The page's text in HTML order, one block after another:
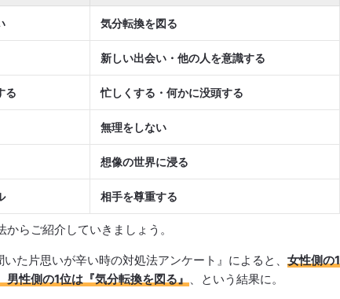
気分転換を図る
新しい出会い・他の人を意識する
る 忙しくする・何かに没頭する
無理をしない
想像の世界に浸る
相手を尊重する
らご紹介していきましょう。
た片思いが辛い時の対処法アンケート』によると、 女性側の1
性側の1位は『気分転換を図る』
、という結果に。